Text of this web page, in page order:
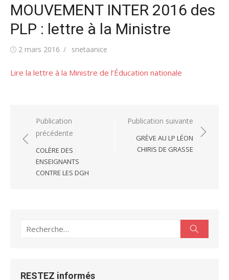
MOUVEMENT INTER 2016 des
PLP : lettre à la Ministre
Publié2 mars 2016 Auteur/autrice
snetaanice
Lire la lettre à la Ministre de l’Éducation nationale
Navigation
de
l’article
Publication
précédente
COLÈRE DES
ENSEIGNANTS
CONTRE LES DGH
Publication suivante
GRÈVE AU LP LÉON
CHIRIS DE GRASSE
Recherche
RESTEZ informés